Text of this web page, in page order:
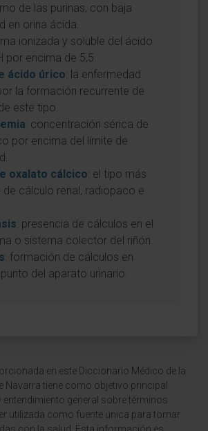
de las purinas, con baja
en orina ácida.
ionizada y soluble del ácido
por encima de 5,5.
ácido úrico: la enfermedad
la formación recurrente de
este tipo.
: concentración sérica de
por encima del límite de
oxalato cálcico: el tipo más
de cálculo renal, radiopaco e
: presencia de cálculos en el
o sistema colector del riñón.
: formación de cálculos en
del aparato urinario.
en este Diccionario Médico de la
Navarra tiene como objetivo principal
general sobre términos
utilizada como fuente única para tomar